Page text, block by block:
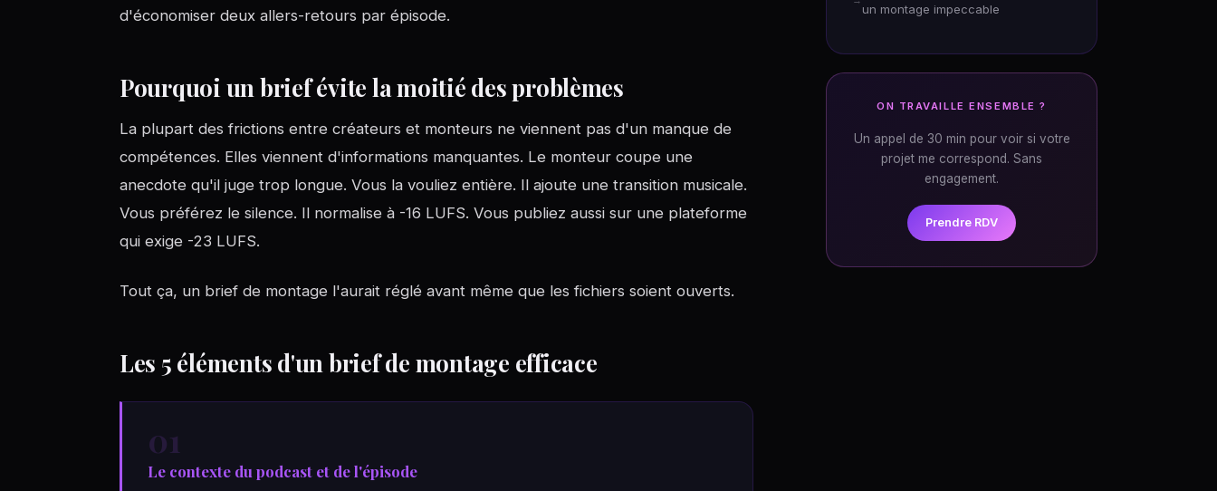
d'économiser deux allers-retours par épisode.
Pourquoi un brief évite la moitié des problèmes
La plupart des frictions entre créateurs et monteurs ne viennent pas d'un manque de
compétences. Elles viennent d'informations manquantes. Le monteur coupe une
anecdote qu'il juge trop longue. Vous la vouliez entière. Il ajoute une transition musicale.
Vous préférez le silence. Il normalise à -16 LUFS. Vous publiez aussi sur une plateforme
qui exige -23 LUFS.
Tout ça, un brief de montage l'aurait réglé avant même que les fichiers soient ouverts.
Les 5 éléments d'un brief de montage efficace
01
Le contexte du podcast et de l'épisode
un montage impeccable
ON TRAVAILLE ENSEMBLE ?
Un appel de 30 min pour voir si votre
projet me correspond. Sans
engagement.
Prendre RDV